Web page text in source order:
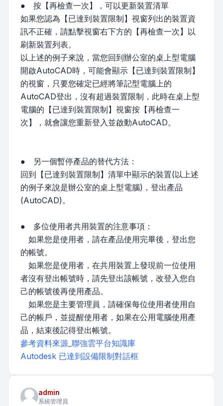
● 按【再檢查一次】，可以更新裝置清單
如果您認為【已達到裝置限制】視窗列出的裝置資
訊不正確，請點擊視窗右下方的【再檢查一次】以
刷新裝置列表。
以上述的例子來說，當您回到辦公室的桌上型電腦
開啟AutoCAD時，可能會顯示【已達到裝置限制】
的視窗，只要您確定已經將筆記型電腦上的
AutoCAD登出，沒有超過裝置限制，此時在桌上型
電腦的【已達到裝置限制】視窗按【再檢查一
次】，就會讓您重新登入並啟動AutoCAD。
● 另一個暫停產品的替代方法：
回到【已達到裝置限制】清單中顯示的裝置(以上述
的例子來說是辦公室的桌上型電腦)，登出產品
(AutoCAD)。
● 多位使用者共用裝置的注意事項：
如果您是使用者，請在產品使用完畢後，登出您
的帳號。
如果您是使用者，在共用裝置上發現前一位使用
者沒有登出帳號時，請先登出該帳號，改登入您自
己的帳號後再使用產品。
如果您是主要管理員，請確保每位使用者使用自
己的帳戶，並提醒使用者，如果在公用電腦使用產
品，結束後記得登出帳號。
參考資料來源_聯強雲平台知識庫
Autodesk 已達到設備限制對話框
admin
系統管理員